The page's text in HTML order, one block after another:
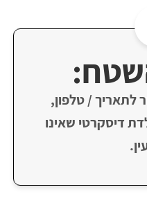
לתאריך / טלפון,
דיסקרטי שאינו